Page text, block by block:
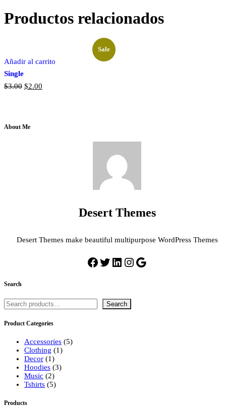
Productos relacionados
Sale
Añadir al carrito
Single
$3.00 El
$2.00
About Me
Desert Themes
Desert Themes make beautiful multipurpose WordPress Themes
Facebook
Twitter
LinkedIn
Instagram
Google
Search
Buscar Search
Product Categories
Accessories 55
Clothing 11
Decor 11
producto
Hoodies 33
Music 22
productos
Tshirts 55
Products